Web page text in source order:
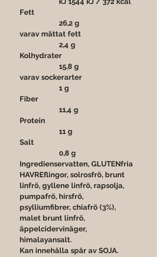
Fett
		26,2 g
varav mättat fett
		2,4 g
Kolhydrater
		15,8 g
varav sockerarter
		1 g
Fiber
		11,4 g
Protein
		11 g
Salt
		0,8 g
Ingredienservatten, GLUTENfria
HAVREflingor, solrosfrö, brunt
linfrö, gyllene linfrö, rapsolja,
pumpafrö, hirsfrö,
psylliumfibrer, chiafrö (3%),
malet brunt linfrö,
äppelcidervinäger,
himalayansalt.
Kan innehålla spår av SOJA.